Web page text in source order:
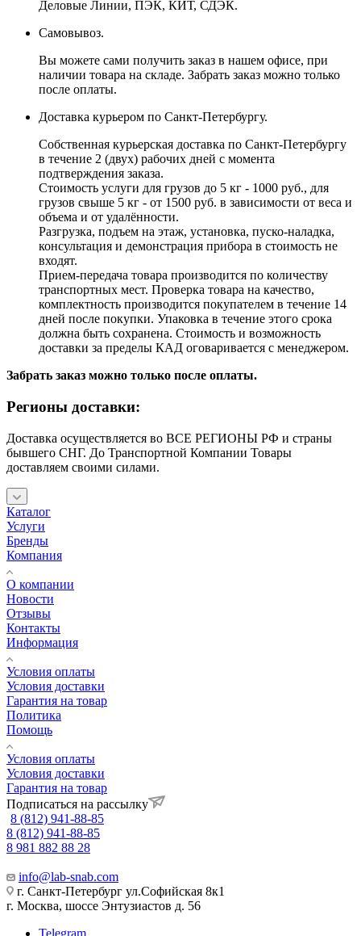
Деловые Линии, ПЭК, КИТ, СДЭК.
Самовывоз.
Вы можете сами получить заказ в нашем офисе, при
наличии товара на складе. Забрать заказ можно только
после оплаты.
Доставка курьером по Санкт-Петербургу.
Собственная курьерская доставка по Санкт-Петербургу
в течение 2 (двух) рабочих дней с момента
подтверждения заказа.
Стоимость услуги для грузов до 5 кг - 1000 руб., для
грузов свыше 5 кг - от 1500 руб. в зависимости от веса и
объема и от удалённости.
Разгрузка, подъем на этаж, установка, пуско-наладка,
консультация и демонстрация прибора в стоимость не
входят.
Прием-передача товара производится по количеству
транспортных мест. Проверка товара на качество,
комплектность производится покупателем в течение 14
дней после покупки. Упаковка в течение этого срока
должна быть сохранена. Стоимость и возможность
доставки за пределы КАД оговаривается с менеджером.
Забрать заказ можно только после оплаты.
Регионы доставки:
Доставка осуществляется во ВСЕ РЕГИОНЫ РФ и страны
бывшего СНГ. До Транспортной Компании Товары
доставляем своими силами.
Каталог
Услуги
Бренды
Компания
О компании
Новости
Отзывы
Контакты
Информация
Условия оплаты
Условия доставки
Гарантия на товар
Политика
Помощь
Условия оплаты
Условия доставки
Гарантия на товар
Подписаться на рассылку
8 (812) 941-88-85
8 (812) 941-88-85
8 981 882 88 28
info@lab-snab.com
г. Санкт-Петербург ул.Софийская 8к1
г. Москва, шоссе Энтузиастов д. 56
Telegram